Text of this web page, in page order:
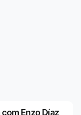
Enzo Díaz